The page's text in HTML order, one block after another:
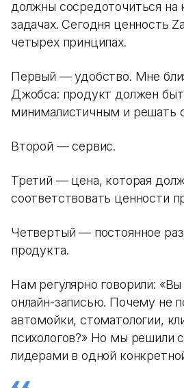
должны сосредоточиться на
задачах. Сегодня ценность
четырех принципах.
Первый — удобство. Мне
Джобса: продукт должен
минималистичным и решать
Второй — сервис.
Третий — цена, которая
соответствовать ценности
Четвертый — постоянное
продукта.
Нам регулярно говорили:
онлайн-записью. Почему не
автомойки, стоматологии,
психологов?» Но мы решили
лидерами в одной